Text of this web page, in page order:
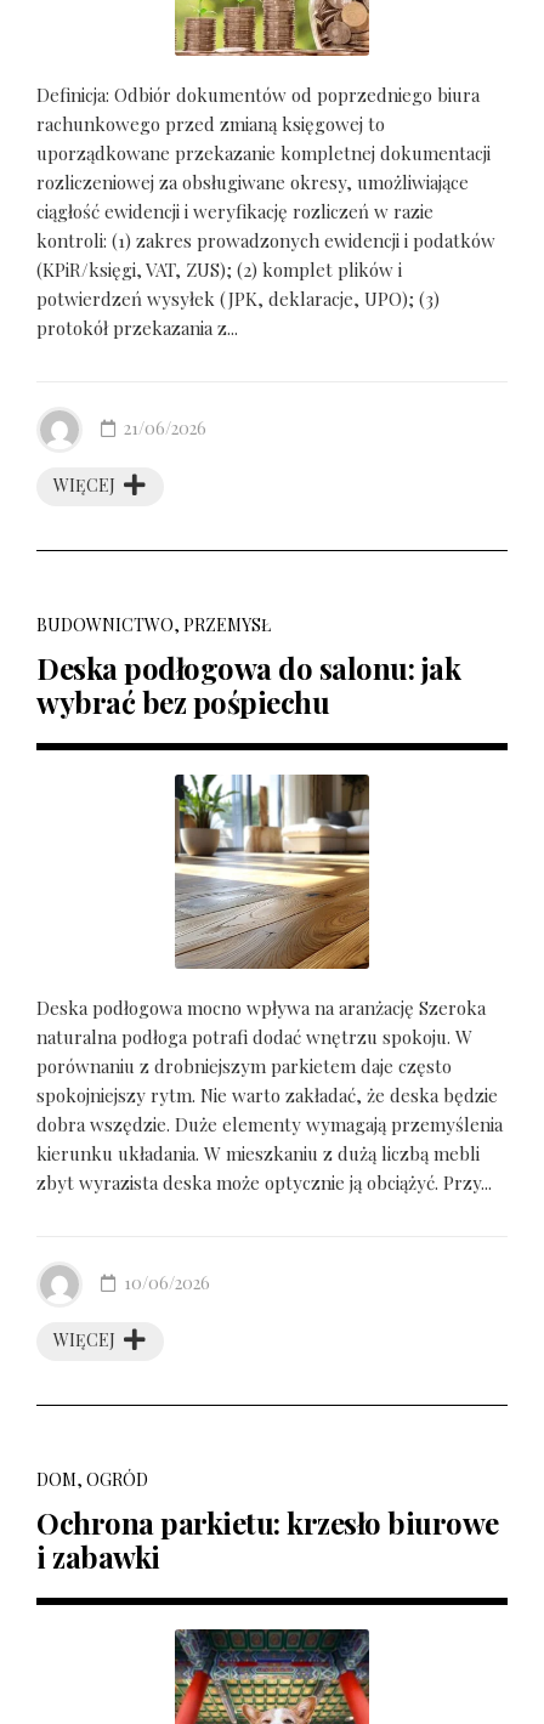
Definicja: Odbiór dokumentów od poprzedniego biura
rachunkowego przed zmianą księgowej to
uporządkowane przekazanie kompletnej dokumentacji
rozliczeniowej za obsługiwane okresy, umożliwiające
ciągłość ewidencji i weryfikację rozliczeń w razie
kontroli: (1) zakres prowadzonych ewidencji i podatków
(KPiR/księgi, VAT, ZUS); (2) komplet plików i
potwierdzeń wysyłek (JPK, deklaracje, UPO); (3)
protokół przekazania z...
WIĘCEJ
21/06/2026
BUDOWNICTWO, PRZEMYSŁ
Deska podłogowa do salonu: jak
wybrać bez pośpiechu
Deska podłogowa mocno wpływa na aranżację Szeroka
naturalna podłoga potrafi dodać wnętrzu spokoju. W
porównaniu z drobniejszym parkietem daje często
spokojniejszy rytm. Nie warto zakładać, że deska będzie
dobra wszędzie. Duże elementy wymagają przemyślenia
kierunku układania. W mieszkaniu z dużą liczbą mebli
zbyt wyrazista deska może optycznie ją obciążyć. Przy...
WIĘCEJ
10/06/2026
DOM, OGRÓD
Ochrona parkietu: krzesło biurowe
i zabawki